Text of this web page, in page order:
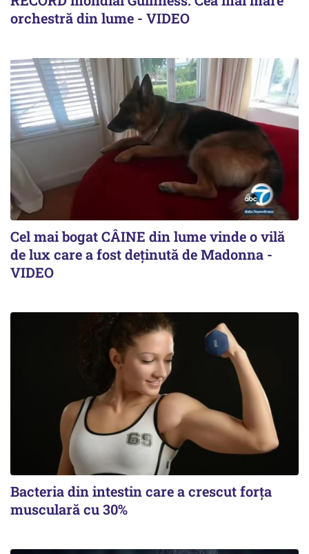
orchestră din lume - VIDEO
Cel mai bogat CÂINE din lume vinde o vilă
de lux care a fost deținută de Madonna -
VIDEO
Bacteria din intestin care a crescut forța
musculară cu 30%